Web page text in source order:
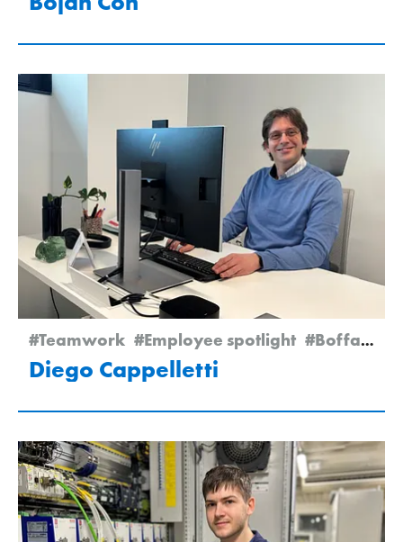
#Teamwork #Employee spotlight #Boffalora
Diego Cappelletti